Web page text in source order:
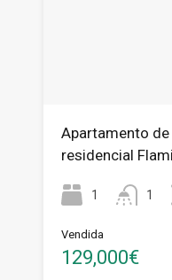
Apartamento
residencial
1 1
Vendida
129,000€